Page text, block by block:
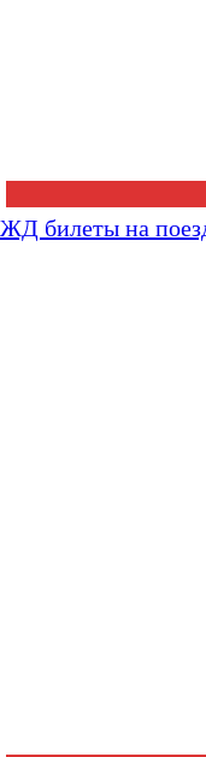
ЖД билеты на